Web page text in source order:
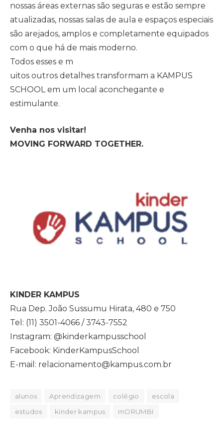
nossas áreas externas são seguras e estão sempre
atualizadas, nossas salas de aula e espaços especiais
são arejados, amplos e completamente equipados
com o que há de mais moderno.
Todos esses e m
uitos outros detalhes transformam a KAMPUS
SCHOOL em um local aconchegante e
estimulante.
Venha nos visitar!
MOVING FORWARD TOGETHER.
KINDER KAMPUS
Rua Dep. João Sussumu Hirata, 480 e 750
Tel: (11) 3501-4066 / 3743-7552
Instagram: @kinderkampusschool
Facebook: KinderKampusSchool
E-mail: relacionamento@kampus.com.br
alunos Aprendizagem colégio
escola
estudos
kinder kampus mORUMBI